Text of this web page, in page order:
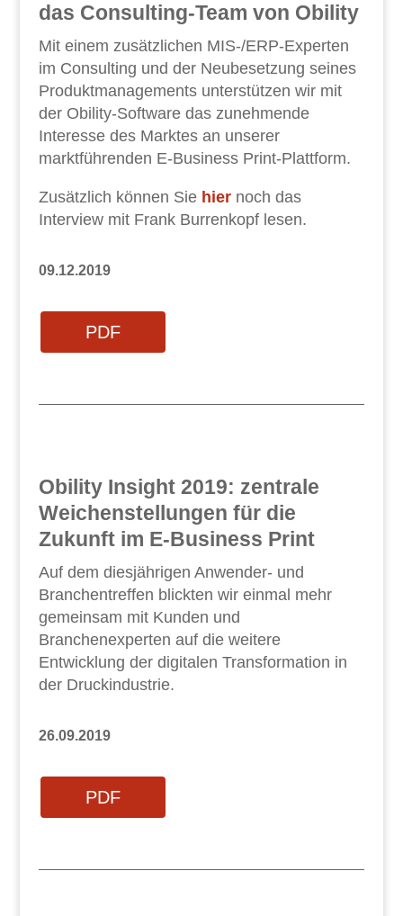
das Consulting-Team von Obility
Mit einem zusätzlichen MIS-/ERP-Experten
im Consulting und der Neubesetzung seines
Produktmanagements unterstützen wir mit
der Obility-Software das zunehmende
Interesse des Marktes an unserer
marktführenden E-Business Print-Plattform.
Zusätzlich können Sie hiernoch das
Interview mit Frank Burrenkopf lesen.
09.12.2019
PDF
Obility Insight 2019: zentrale
Weichenstellungen für die
Zukunft im E-Business Print
Auf dem diesjährigen Anwender- und
Branchentreffen blickten wir einmal mehr
gemeinsam mit Kunden und
Branchenexperten auf die weitere
Entwicklung der digitalen Transformation in
der Druckindustrie.
26.09.2019
PDF